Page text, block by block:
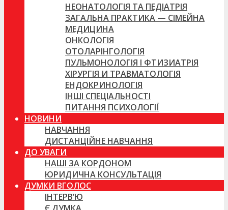
НЕОНАТОЛОГІЯ ТА ПЕДІАТРІЯ
ЗАГАЛЬНА ПРАКТИКА — СІМЕЙНА
МЕДИЦИНА
ОНКОЛОГІЯ
ОТОЛАРІНГОЛОГІЯ
ПУЛЬМОНОЛОГІЯ І ФТИЗИАТРІЯ
ХІРУРГІЯ И ТРАВМАТОЛОГІЯ
ЕНДОКРИНОЛОГІЯ
ІНШІ СПЕЦІАЛЬНОСТІ
ПИТАННЯ ПСИХОЛОГІЇ
НОВИНИ
НАВЧАННЯ
ДИСТАНЦІЙНЕ НАВЧАННЯ
ДО УВАГИ
НАШІ ЗА КОРДОНОМ
ЮРИДИЧНА КОНСУЛЬТАЦІЯ
ДУМКИ ВГОЛОС
ІНТЕРВ’Ю
Є ДУМКА